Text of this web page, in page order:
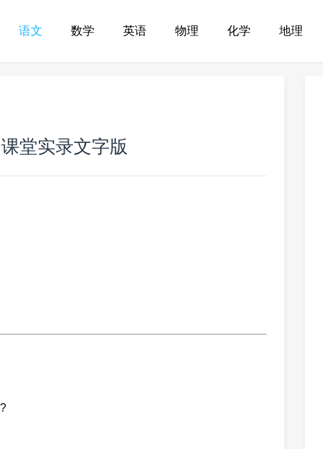
语文 数学 英语 物理 化学 地理
堂实录文字版